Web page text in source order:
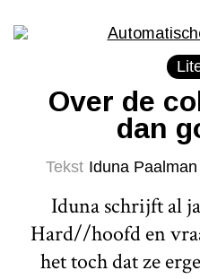
Over de
dan
Tekst Iduna Paalman
Iduna schrijft al
Hard//hoofd en
het toch dat ze